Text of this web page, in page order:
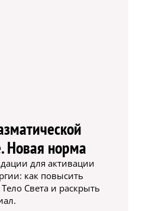
Новая норма
для активации
как повысить
Света и раскрыть